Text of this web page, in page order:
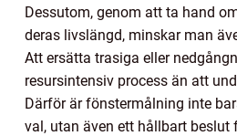
Dessutom, genom att ta hand
deras livslängd, minskar man
Att ersätta trasiga eller
resursintensiv process än att
Därför är fönstermålning inte
val, utan även ett hållbart beslut